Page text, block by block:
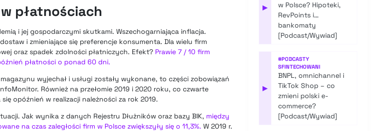
płatnościach
i jej gospodarczymi skutkami. Wszechogarniająca inflacja.
i zmieniające się preferencje konsumenta. Dla wielu firm
oraz spadek zdolności płatniczych. Efekt? Prawie 7 / 10 firm
płatności o ponad 60 dni.
wyjechał i usługi zostały wykonane, to części zobowiązań
Również na przełomie 2019 i 2020 roku, co czwarte
opóźnień w realizacji należności za rok 2019.
Jak wynika z danych Rejestru Dłużników oraz bazy BIK, między
na czas zaległości firm w Polsce zwiększyły się o 11,3%. W 2019 r.
▶
w Polsce? Hipoteki,
RevPoints i…
bankomaty
[Podcast/Wywiad]
▶
#PODCASTY
SFINTECHOWANI
BNPL, omnichannel i
TikTok Shop – co
zmieni polski e-
commerce?
[Podcast/Wywiad]